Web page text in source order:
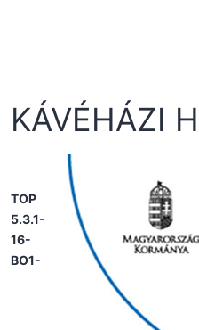
KÁVÉHÁZI
TOP
5.3.1-
16-
BO1-